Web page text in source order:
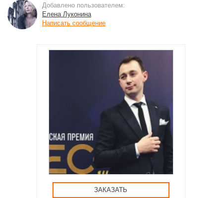
Добавлено пользователем:
Елена Луконина
Написать сообщение
ЗАКАЗАТЬ